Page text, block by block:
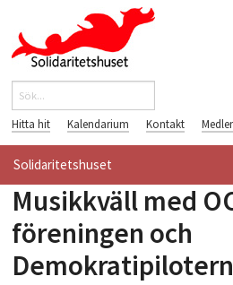
Hoppa till huvudinnehåll
Sökformulär
Hitta hit Kalendarium Kontakt
Solidaritetshuset
HEM
Musikkväll med
föreningen och